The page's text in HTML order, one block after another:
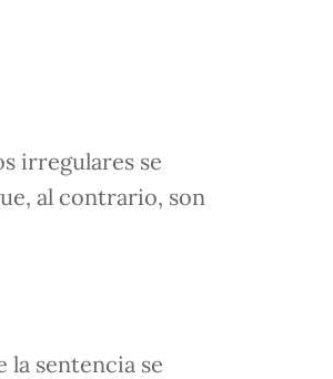
irregulares se
al contrario, son
la sentencia se